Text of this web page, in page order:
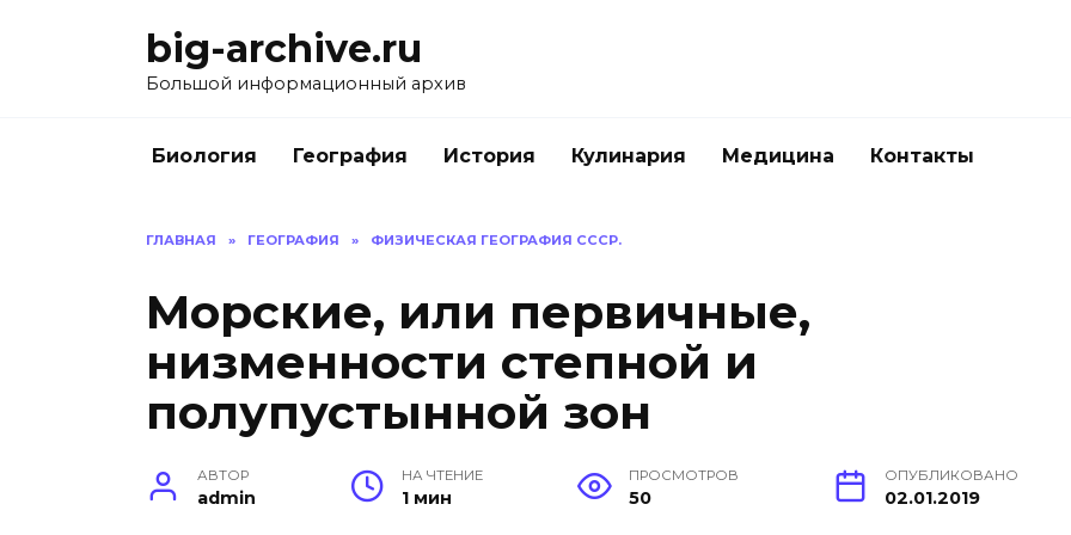
big-archive.ru
Большой информационный архив
Биология География История Кулинария Медицина Контакты
ГЛАВНАЯ » ГЕОГРАФИЯ » ФИЗИЧЕСКАЯ ГЕОГРАФИЯ СССР.
Морские, или первичные,
низменности степной и
полупустынной зон
АВТОР
admin
НА ЧТЕНИЕ
1 мин
ПРОСМОТРОВ
50
ОПУБЛИКОВАНО
02.01.2019